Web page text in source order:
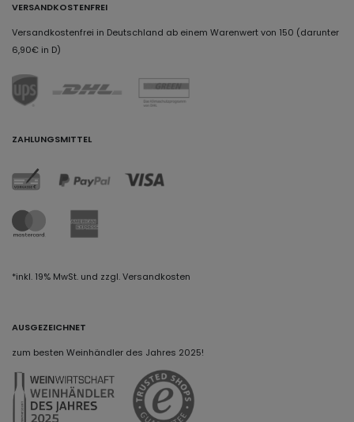
VERSANDKOSTENFREI
Versandkostenfrei in Deutschland ab einem Warenwert von 150 (darunter
6,90€ in D)
ZAHLUNGSMITTEL
*inkl. 19% MwSt. und zzgl. Versandkosten
AUSGEZEICHNET
zum besten Weinhändler des Jahres 2025!